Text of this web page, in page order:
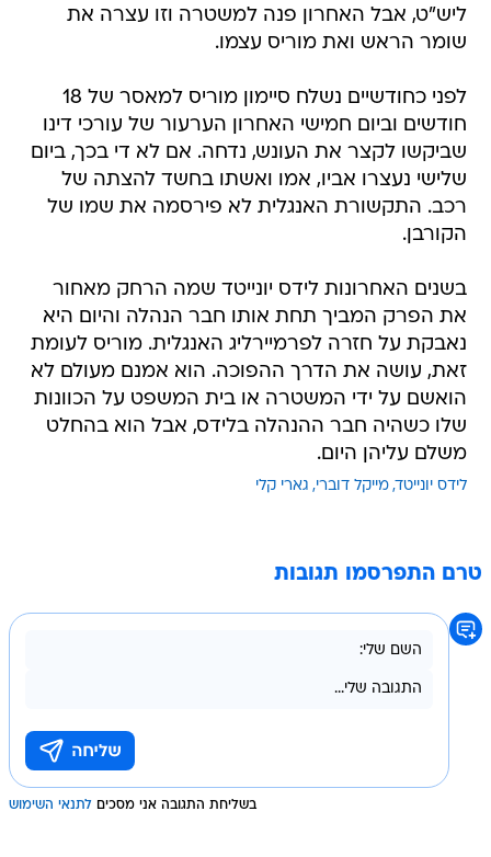
ליש"ט, אבל האחרון פנה למשטרה וזו עצרה את
שומר הראש ואת מוריס עצמו.
לפני כחודשיים נשלח סיימון מוריס למאסר של 18
חודשים וביום חמישי האחרון הערעור של עורכי דינו
שביקשו לקצר את העונש, נדחה. אם לא די בכך, ביום
שלישי נעצרו אביו, אמו ואשתו בחשד להצתה של
רכב. התקשורת האנגלית לא פירסמה את שמו של
הקורבן.
בשנים האחרונות לידס יונייטד שמה הרחק מאחור
את הפרק המביך תחת אותו חבר הנהלה והיום היא
נאבקת על חזרה לפרמיירליג האנגלית. מוריס לעומת
זאת, עושה את הדרך ההפוכה. הוא אמנם מעולם לא
הואשם על ידי המשטרה או בית המשפט על הכוונות
שלו כשהיה חבר ההנהלה בלידס, אבל הוא בהחלט
משלם עליהן היום.
לידס יונייטד מייקל דוברי גארי קלי
טרם התפרסמו תגובות
בשליחת התגובה אני מסכים לתנאי השימוש